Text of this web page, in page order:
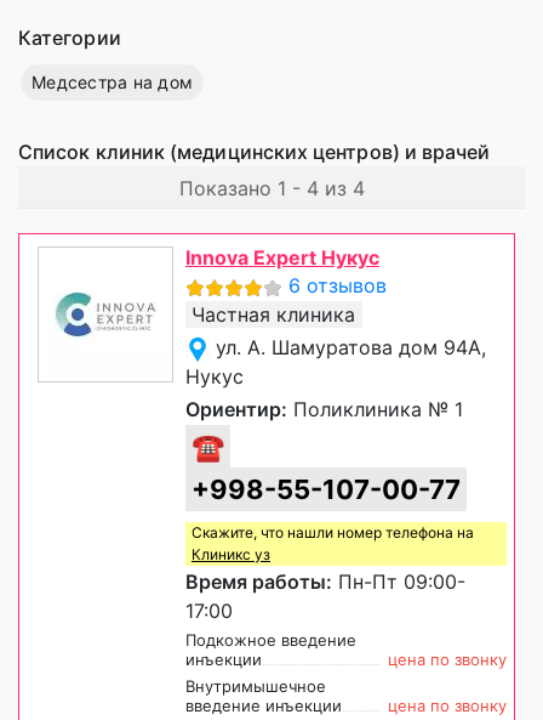
Категории
Медсестра на дом
Список клиник (медицинских центров) и врачей
Показано 1 - 4 из 4
Innova Expert Нукус
6 отзывов
Частная клиника
ул. А. Шамуратова дом 94А,
Нукус
Ориентир: Поликлиника № 1
☎
+998-55-107-00-77
Скажите, что нашли номер телефона на
Клиникс уз
Время работы: Пн-Пт 09:00-
17:00
Подкожное введение
инъекции
цена по звонку
Внутримышечное
введение инъекции
цена по звонку